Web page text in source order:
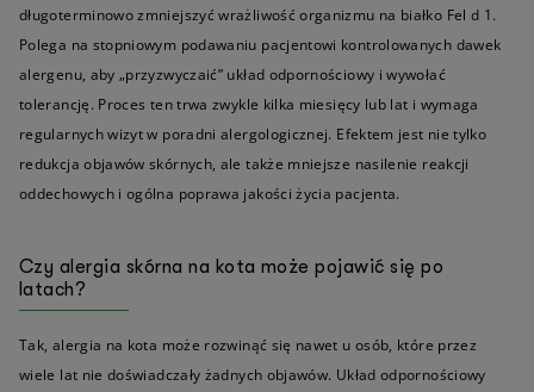
długoterminowo zmniejszyć wrażliwość organizmu na białko Fel d 1.
Polega na stopniowym podawaniu pacjentowi kontrolowanych dawek
alergenu, aby „przyzwyczaić” układ odpornościowy i wywołać
tolerancję. Proces ten trwa zwykle kilka miesięcy lub lat i wymaga
regularnych wizyt w poradni alergologicznej. Efektem jest nie tylko
redukcja objawów skórnych, ale także mniejsze nasilenie reakcji
oddechowych i ogólna poprawa jakości życia pacjenta.
Czy alergia skórna na kota może pojawić się po
latach?
Tak, alergia na kota może rozwinąć się nawet u osób, które przez
wiele lat nie doświadczały żadnych objawów. Układ odpornościowy